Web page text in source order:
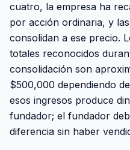
cuatro, la empresa ha
por acción ordinaria, y
consolidan a ese precio.
totales reconocidos
consolidación son
$500,000 dependiendo
esos ingresos produce
fundador; el fundador
diferencia sin haber